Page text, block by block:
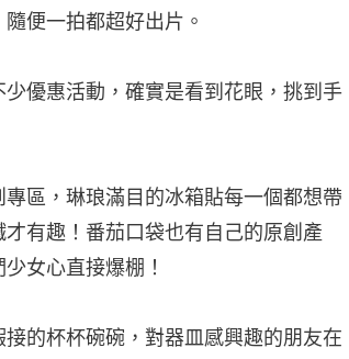
便一拍都超好出片。
優惠活動，確實是看到花眼，挑到手
區，琳琅滿目的冰箱貼每一個都想帶
有趣！番茄口袋也有自己的原創產
女心直接爆棚！
的杯杯碗碗，對器皿感興趣的朋友在